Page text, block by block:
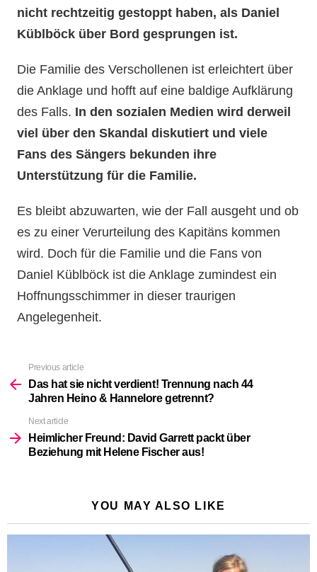
nicht rechtzeitig gestoppt haben, als Daniel
Küblböck über Bord gesprungen ist.
Die Familie des Verschollenen ist erleichtert über
die Anklage und hofft auf eine baldige Aufklärung
des Falls. In den sozialen Medien wird derweil
viel über den Skandal diskutiert und viele
Fans des Sängers bekunden ihre
Unterstützung für die Familie.
Es bleibt abzuwarten, wie der Fall ausgeht und ob
es zu einer Verurteilung des Kapitäns kommen
wird. Doch für die Familie und die Fans von
Daniel Küblböck ist die Anklage zumindest ein
Hoffnungsschimmer in dieser traurigen
Angelegenheit.
more
Previous article
Das hat sie nicht verdient! Trennung nach 44
Jahren Heino & Hannelore getrennt?
Next article
Heimlicher Freund: David Garrett packt über
Beziehung mit Helene Fischer aus!
YOU MAY ALSO LIKE